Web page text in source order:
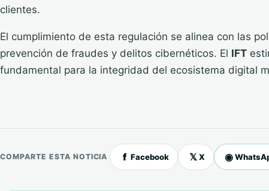
clientes.
El cumplimiento de esta regulación se alinea con las
prevención de fraudes y delitos cibernéticos. El IFT
fundamental para la integridad del ecosistema digital
COMPARTE ESTA NOTICIA f Facebook 𝕏 X ◉